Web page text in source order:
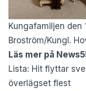
Kungafamiljen den
Broström/Kungl.
Läs mer på
Lista: Hit flyttar
överlägset flest